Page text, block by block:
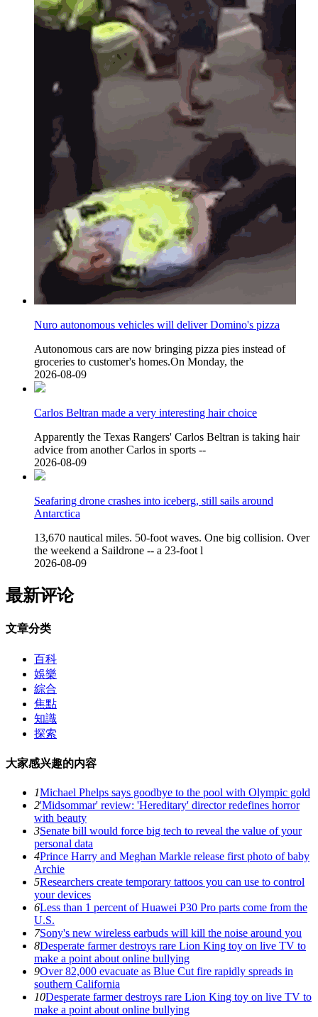
Nuro autonomous vehicles will deliver Domino's pizza
Autonomous cars are now bringing pizza pies instead of
groceries to customer's homes.On Monday, the
2026-08-09
Carlos Beltran made a very interesting hair choice
Apparently the Texas Rangers' Carlos Beltran is taking hair
advice from another Carlos in sports --
2026-08-09
Seafaring drone crashes into iceberg, still sails around
Antarctica
13,670 nautical miles. 50-foot waves. One big collision. Over
the weekend a Saildrone -- a 23-foot l
2026-08-09
最新评论
文章分类
百科
娛樂
綜合
焦點
知識
探索
大家感兴趣的内容
1Michael Phelps says goodbye to the pool with Olympic gold
2'Midsommar' review: 'Hereditary' director redefines horror
with beauty
3Senate bill would force big tech to reveal the value of your
personal data
4Prince Harry and Meghan Markle release first photo of baby
Archie
5Researchers create temporary tattoos you can use to control
your devices
6Less than 1 percent of Huawei P30 Pro parts come from the
U.S.
7Sony's new wireless earbuds will kill the noise around you
8Desperate farmer destroys rare Lion King toy on live TV to
make a point about online bullying
9Over 82,000 evacuate as Blue Cut fire rapidly spreads in
southern California
10Desperate farmer destroys rare Lion King toy on live TV to
make a point about online bullying